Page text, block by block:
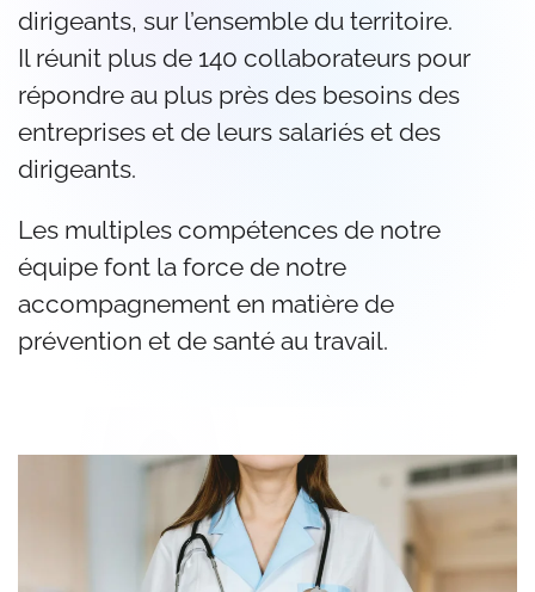
dirigeants, sur l’ensemble du territoire.
Il réunit plus de 140 collaborateurs pour
répondre au plus près des besoins des
entreprises et de leurs salariés et des
dirigeants.
Les multiples compétences de notre
équipe font la force de notre
accompagnement en matière de
prévention et de santé au travail.